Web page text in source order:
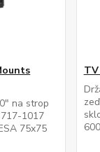
na strop
1017
75x75